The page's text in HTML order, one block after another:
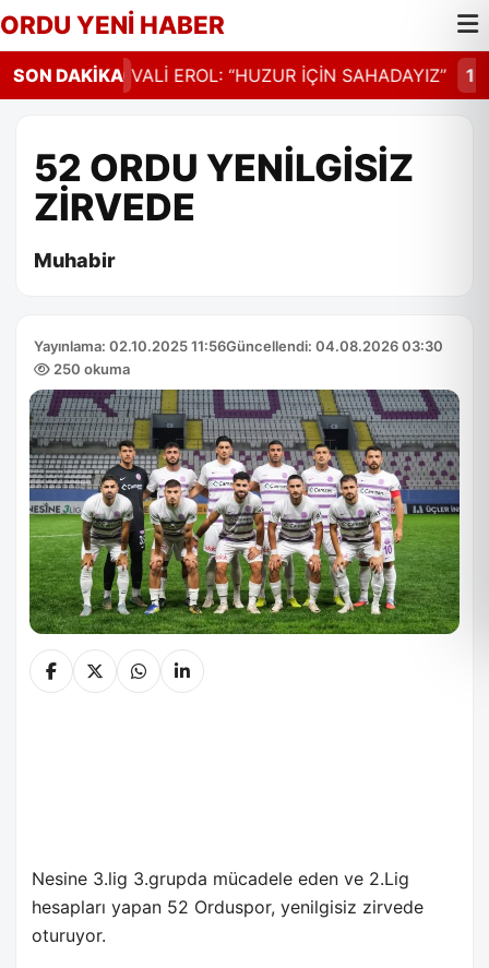
ORDU YENİ HABER
SON DAKİKA
14:30 VALİ EROL: “HUZUR İÇİN SAHADAYIZ”
52 ORDU YENİLGİSİZ
ZİRVEDE
Muhabir
Yayınlama: 02.10.2025 11:56Güncellendi: 04.08.2026 03:30
250 okuma
Nesine 3.lig 3.grupda mücadele eden ve 2.Lig
hesapları yapan 52 Orduspor, yenilgisiz zirvede
oturuyor.